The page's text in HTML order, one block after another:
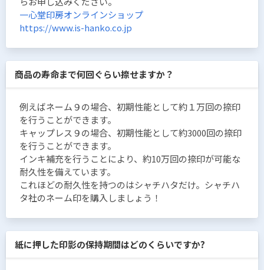
一心堂印房オンラインショップ
https://www.is-hanko.co.jp
商品の寿命まで何回ぐらい捺せますか？
例えばネーム９の場合、初期性能として約１万回の捺印
を行うことができます。
キャップレス９の場合、初期性能として約3000回の捺印
を行うことができます。
インキ補充を行うことにより、約10万回の捺印が可能な
耐久性を備えています。
これほどの耐久性を持つのはシャチハタだけ。シャチハ
タ社のネーム印を購入しましょう！
紙に押した印影の保持期間はどのくらいですか?